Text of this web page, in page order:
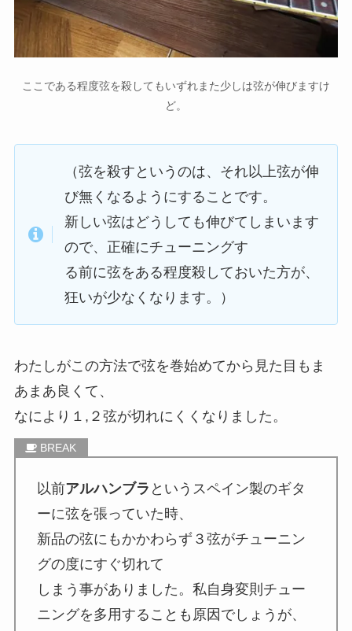
ここである程度弦を殺してもいずれまた少しは弦が伸びますけ
ど。
（弦を殺すというのは、それ以上弦が伸
び無くなるようにすることです。
新しい弦はどうしても伸びてしまいます
ので、正確にチューニングす
る前に弦をある程度殺しておいた方が、
狂いが少なくなります。）
わたしがこの方法で弦を巻始めてから見た目もま
あまあ良くて、
なにより１,２弦が切れにくくなりました。
以前アルハンブラ というスペイン製のギタ
ーに弦を張っていた時、
新品の弦にもかかわらず３弦がチューニン
グの度にすぐ切れて
しまう事がありました。私自身変則チュー
ニングを多用することも原因でしょうが、